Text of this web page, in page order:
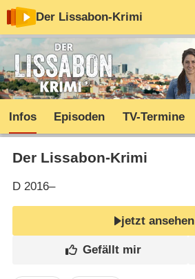
Der Lissabon-Krimi
Infos Episoden TV-Termine
Der Lissabon-Krimi
D2016–
jetzt ansehen